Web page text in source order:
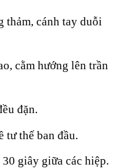
thảm, cánh tay duỗi
cằm hướng lên trần
đặn.
tư thế ban đầu.
giây giữa các hiệp.